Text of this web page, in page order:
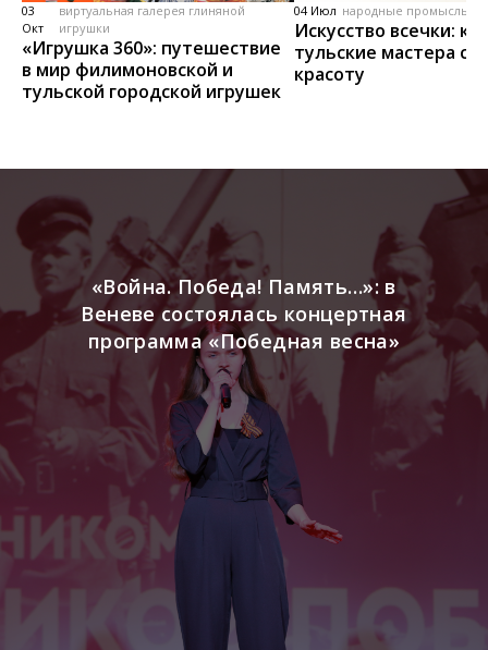
03
Окт
виртуальная галерея глиняной
игрушки
«Игрушка 360»: путешествие
в мир филимоновской и
тульской городской игрушек
04 Июл народные промыслы,
Искусство всечки: как
тульские мастера
красоту
«Война. Победа! Память…»: в
Веневе состоялась концертная
программа «Победная весна»